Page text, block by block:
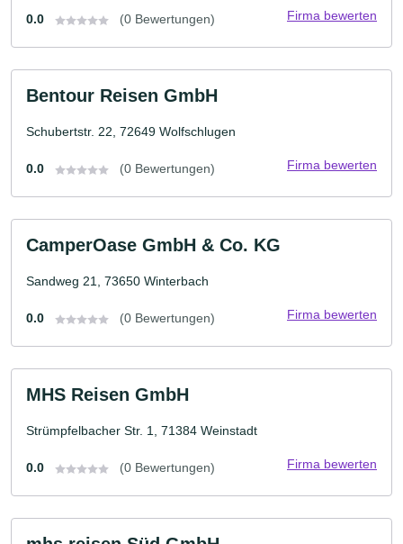
0.0 (0 Bewertungen) Firma bewerten
Bentour Reisen GmbH
Schubertstr. 22, 72649 Wolfschlugen
0.0 (0 Bewertungen) Firma bewerten
CamperOase GmbH & Co. KG
Sandweg 21, 73650 Winterbach
0.0 (0 Bewertungen) Firma bewerten
MHS Reisen GmbH
Strümpfelbacher Str. 1, 71384 Weinstadt
0.0 (0 Bewertungen) Firma bewerten